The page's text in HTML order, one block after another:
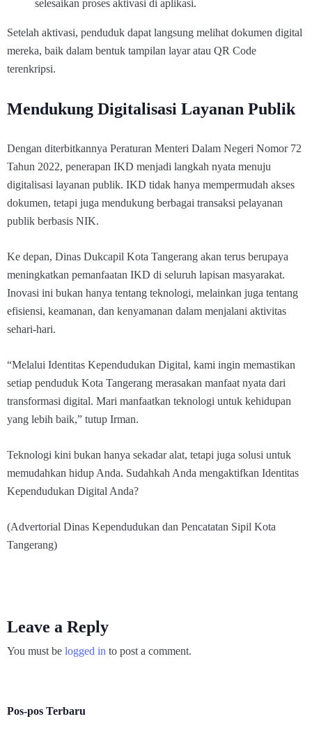
selesaikan proses aktivasi di aplikasi.
Setelah aktivasi, penduduk dapat langsung melihat dokumen digital
mereka, baik dalam bentuk tampilan layar atau QR Code
terenkripsi.
Mendukung Digitalisasi Layanan Publik
Dengan diterbitkannya Peraturan Menteri Dalam Negeri Nomor 72
Tahun 2022, penerapan IKD menjadi langkah nyata menuju
digitalisasi layanan publik. IKD tidak hanya mempermudah akses
dokumen, tetapi juga mendukung berbagai transaksi pelayanan
publik berbasis NIK.
Ke depan, Dinas Dukcapil Kota Tangerang akan terus berupaya
meningkatkan pemanfaatan IKD di seluruh lapisan masyarakat.
Inovasi ini bukan hanya tentang teknologi, melainkan juga tentang
efisiensi, keamanan, dan kenyamanan dalam menjalani aktivitas
sehari-hari.
“Melalui Identitas Kependudukan Digital, kami ingin memastikan
setiap penduduk Kota Tangerang merasakan manfaat nyata dari
transformasi digital. Mari manfaatkan teknologi untuk kehidupan
yang lebih baik,” tutup Irman.
Teknologi kini bukan hanya sekadar alat, tetapi juga solusi untuk
memudahkan hidup Anda. Sudahkah Anda mengaktifkan Identitas
Kependudukan Digital Anda?
(Advertorial Dinas Kependudukan dan Pencatatan Sipil Kota
Tangerang)
Leave a Reply
You must be logged in to post a comment.
Pos-pos Terbaru